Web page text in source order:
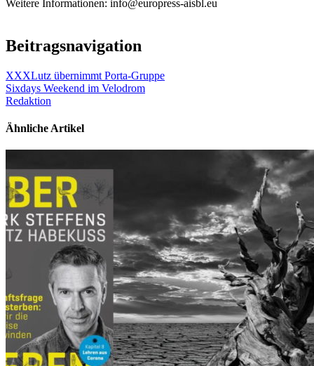
Weitere Informationen: info@europress-aisbl.eu
Beitragsnavigation
XXXLutz übernimmt Porta-Gruppe
Sixdays Weekend im Velodrom
Redaktion
Ähnliche Artikel